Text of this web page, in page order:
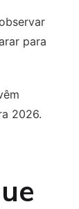
para
2026.